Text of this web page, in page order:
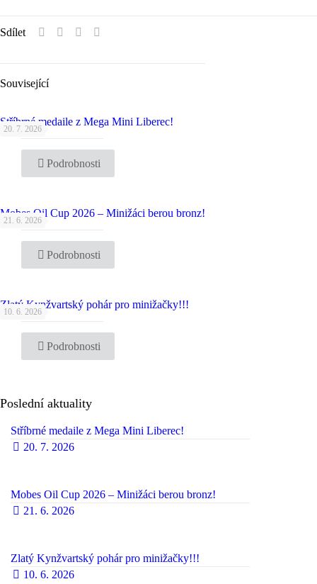
Sdílet
Související
20. 7. 2026
Stříbrné medaile z Mega Mini Liberec!
Podrobnosti
21. 6. 2026
Mobes Oil Cup 2026 – Minižáci berou bronz!
Podrobnosti
10. 6. 2026
Zlatý Kynžvartský pohár pro minižačky!!!
Podrobnosti
Poslední aktuality
Stříbrné medaile z Mega Mini Liberec!
20. 7. 2026
Mobes Oil Cup 2026 – Minižáci berou bronz!
21. 6. 2026
Zlatý Kynžvartský pohár pro minižačky!!!
10. 6. 2026